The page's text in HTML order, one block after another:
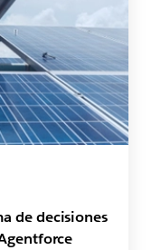
de decisiones